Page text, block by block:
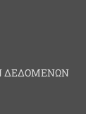
ΔΕΔΟΜΕΝΩΝ